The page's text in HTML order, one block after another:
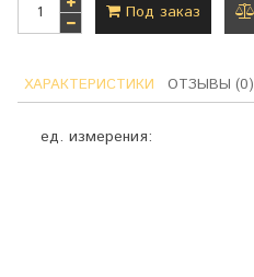
Под заказ
ХАРАКТЕРИСТИКИ ОТЗЫВЫ (0)
ед. измерения: